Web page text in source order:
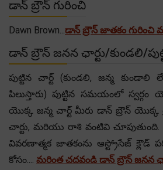
డాన్ బ్రౌన్ గురించి
Dawn Brown...డాన్ బ్రౌన్ జాతకం గురించి
డాన్ బ్రౌన్ జనన ఛార్టు/కుండలి/
పుట్టిన చార్ట్ (కుండలి, జన్మ
పిలుస్తారు) పుట్టిన సమయంలో
యొక్క జన్మ చార్ట్ మీరు డాన్ బ్రౌన్ యొక్క
చార్టు, మరియు రాశి వంటివి
వివరణాత్మక జాతకంను ఆస్ట్రోసేజ్ క్లౌడ్
కోసం.... మరింత చదవండి డాన్ బ్రౌన్ జనన